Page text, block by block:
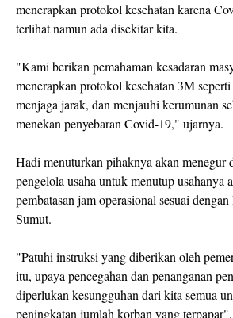
menerapkan protokol kesehatan karena
terlihat namun ada disekitar kita.
"Kami berikan pemahaman kesadaran
menerapkan protokol kesehatan 3M
menjaga jarak, dan menjauhi kerumunan
menekan penyebaran Covid-19," ujarnya.
Hadi menuturkan pihaknya akan menegur
pengelola usaha untuk menutup usahanya
pembatasan jam operasional sesuai
Sumut.
"Patuhi instruksi yang diberikan oleh
itu, upaya pencegahan dan penanganan
diperlukan kesungguhan dari kita semua
peningkatan jumlah korban yang